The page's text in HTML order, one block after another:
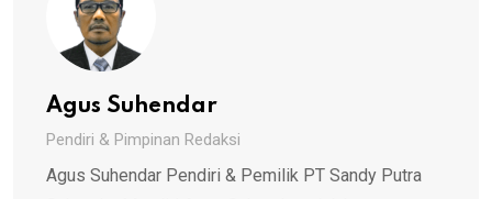
Agus Suhendar
Pendiri & Pimpinan Redaksi
Agus Suhendar Pendiri & Pemilik PT Sandy Putra